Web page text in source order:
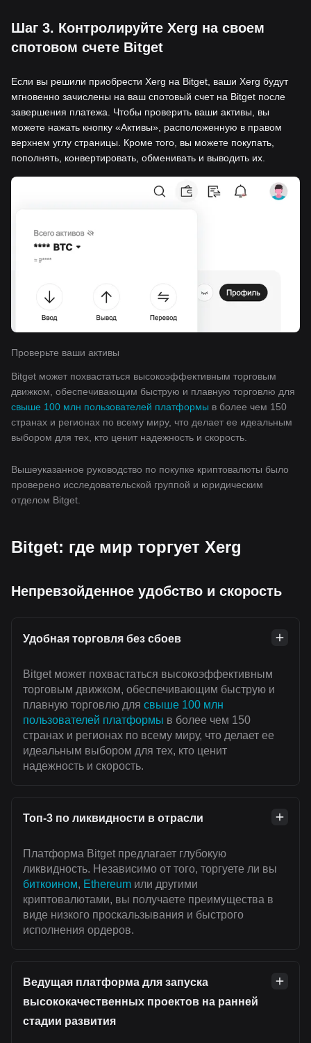
Шаг 3. Контролируйте Xerg на своем
спотовом счете Bitget
Если вы решили приобрести Xerg на Bitget, ваши Xerg будут
мгновенно зачислены на ваш спотовый счет на Bitget после
завершения платежа. Чтобы проверить ваши активы, вы
можете нажать кнопку «Активы», расположенную в правом
верхнем углу страницы. Кроме того, вы можете покупать,
пополнять, конвертировать, обменивать и выводить их.
Проверьте ваши активы
Bitget может похвастаться высокоэффективным торговым
движком, обеспечивающим быструю и плавную торговлю для
свыше 100 млн пользователей платформы в более чем 150
странах и регионах по всему миру, что делает ее идеальным
выбором для тех, кто ценит надежность и скорость.
Вышеуказанное руководство по покупке криптовалюты было
проверено исследовательской группой и юридическим
отделом Bitget.
Bitget: где мир торгует Xerg
Непревзойденное удобство и скорость
Удобная торговля без сбоев
Bitget может похвастаться высокоэффективным
торговым движком, обеспечивающим быструю и
плавную торговлю для свыше 100 млн
пользователей платформы в более чем 150
странах и регионах по всему миру, что делает ее
идеальным выбором для тех, кто ценит
надежность и скорость.
Топ-3 по ликвидности в отрасли
Платформа Bitget предлагает глубокую
ликвидность. Независимо от того, торгуете ли вы
биткоином, Ethereum или другими
криптовалютами, вы получаете преимущества в
виде низкого проскальзывания и быстрого
исполнения ордеров.
Ведущая платформа для запуска
высококачественных проектов на ранней
стадии развития